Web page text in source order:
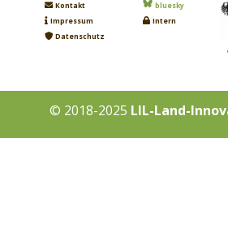
Kontakt
Impressum
Datenschutz
bluesky
Intern
© 2018-2025 LIL-Land-